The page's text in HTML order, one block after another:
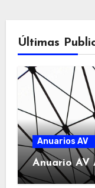
Últimas
Anuarios AV
Anuario AV